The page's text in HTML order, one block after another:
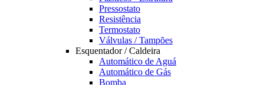
Pressostato
Resistência
Termostato
Válvulas / Tampões
Esquentador / Caldeira
Automático de Aguá
Automático de Gás
Bomba